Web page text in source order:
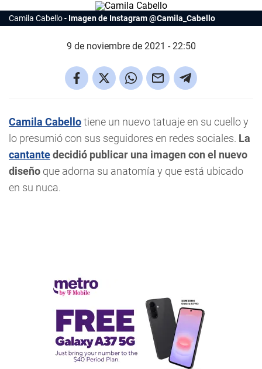
Camila Cabello Imagen de Instagram @Camila_Cabello
9 de noviembre de 2021 - 22:50
Camila Cabellotiene un nuevo tatuaje en su cuello y
lo presumió con sus seguidores en redes sociales. La
cantantedecidió publicar una imagen con el nuevo
diseño que adorna su anatomía y que está ubicado
en su nuca.